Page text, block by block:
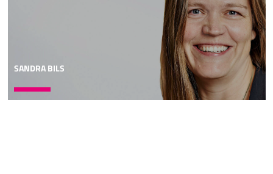
SANDRA BILS